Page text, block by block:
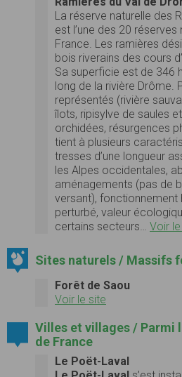
La réserve naturelle des
est l’une des 20
France. Les ramières
bois riverains des cours
Sa superficie est de 346
long de la rivière Drôme.
représentés (rivière
îlots, ripisylve de saules
orchidées, résurgences
tient à plusieurs
tresses d’une longueur
les Alpes occidentales,
aménagements (pas de
versant), fonctionnement
perturbé, valeur
certains secteurs… Voir
Sites naturels / Massifs
Forêt de Saou
Voir le site
Villes et villages / Parmi
de France
Le Poët-Laval